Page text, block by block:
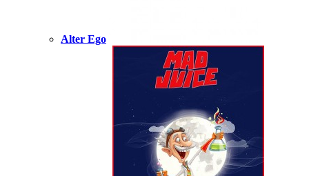
Alter Ego